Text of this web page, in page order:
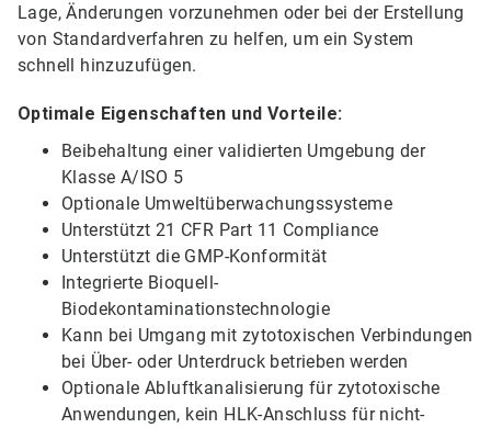
Lage, Änderungen vorzunehmen oder bei der Erstellung
von Standardverfahren zu helfen, um ein System
schnell hinzuzufügen.
Optimale Eigenschaften und Vorteile:
Beibehaltung einer validierten Umgebung der
Klasse A/ISO 5
Optionale Umweltüberwachungssysteme
Unterstützt 21 CFR Part 11 Compliance
Unterstützt die GMP-Konformität
Integrierte Bioquell-
Biodekontaminationstechnologie
Kann bei Umgang mit zytotoxischen Verbindungen
bei Über- oder Unterdruck betrieben werden
Optionale Abluftkanalisierung für zytotoxische
Anwendungen, kein HLK-Anschluss für nicht-